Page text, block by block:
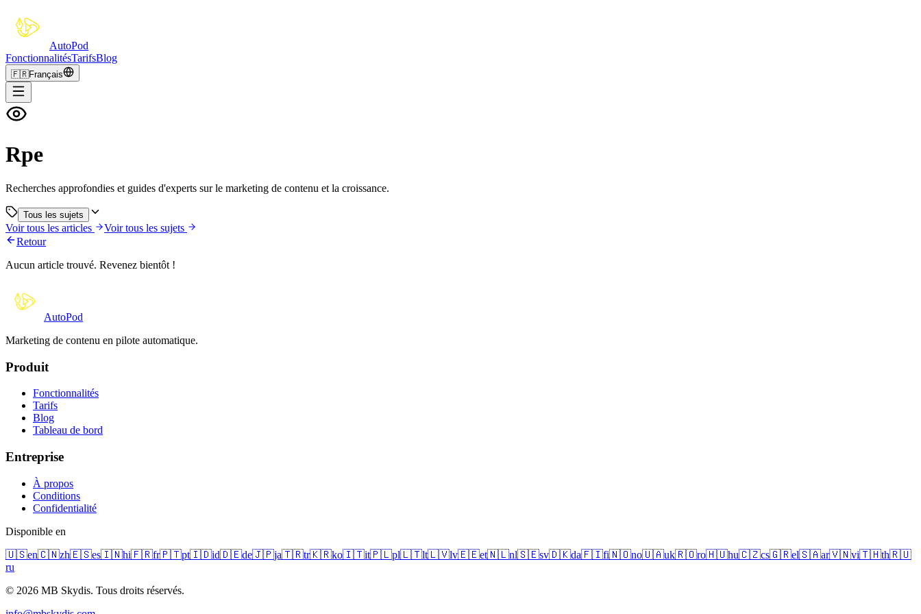
AutoPod
FonctionnalitésTarifsBlog
🇫🇷Français
Rpe
Recherches approfondies et guides d'experts sur le marketing de contenu et la croissance.
Tous les sujets
Voir tous les articles
Voir tous les sujets
Retour
Aucun article trouvé. Revenez bientôt !
AutoPod
Marketing de contenu en pilote automatique.
Produit
Fonctionnalités
Tarifs
Blog
Tableau de bord
Entreprise
À propos
Conditions
Confidentialité
Disponible en
🇺🇸en🇨🇳zh🇪🇸es🇮🇳hi🇫🇷fr🇵🇹pt🇮🇩id🇩🇪de🇯🇵ja🇹🇷tr🇰🇷ko🇮🇹it🇵🇱pl🇱🇹lt🇱🇻lv🇪🇪et🇳🇱nl🇸🇪sv🇩🇰da🇫🇮fi🇳🇴no🇺🇦uk🇷🇴ro🇭🇺hu🇨🇿cs🇬🇷el🇸🇦ar🇻🇳vi🇹🇭th🇷🇺
ru
© 2026 MB Skydis. Tous droits réservés.